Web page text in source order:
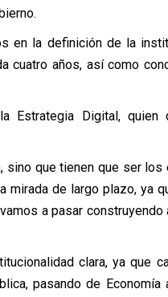
en la definición de la
cuatro años, así como
Estrategia Digital, quien
sino que tienen que ser
mirada de largo plazo, ya
a pasar construyendo
clara, ya que
pasando de Economía